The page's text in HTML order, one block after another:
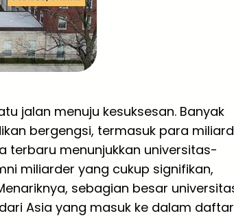
jalan menuju kesuksesan. Banyak
bergengsi, termasuk para
terbaru menunjukkan universitas-
miliarder yang cukup signifikan,
sebagian besar
Asia yang masuk ke dalam